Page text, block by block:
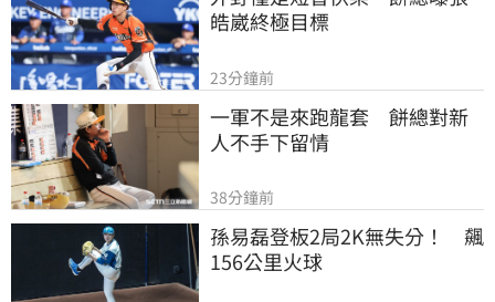
皓崴終極目標
23分鐘前
一軍不是來跑龍套　餅總對新
人不手下留情
38分鐘前
孫易磊登板2局2K無失分！　飆
156公里火球